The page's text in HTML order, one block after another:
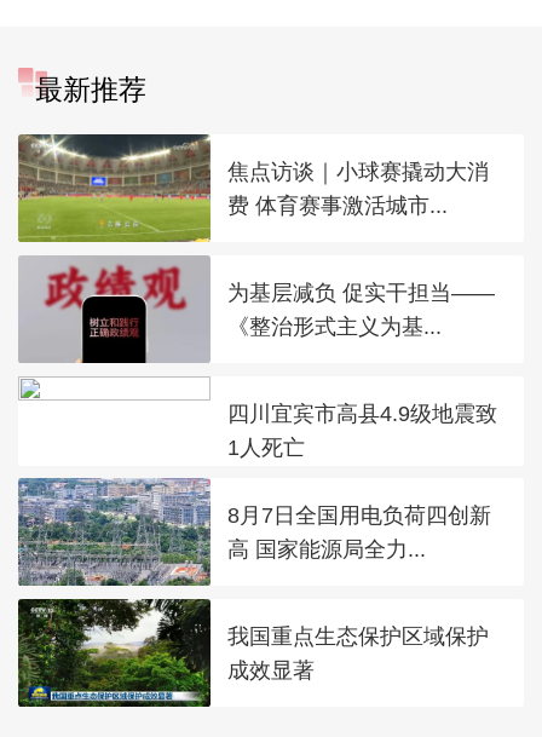
最新推荐
焦点访谈｜小球赛撬动大消
费 体育赛事激活城市...
为基层减负 促实干担当——
《整治形式主义为基...
四川宜宾市高县4.9级地震致
1人死亡
8月7日全国用电负荷四创新
高 国家能源局全力...
我国重点生态保护区域保护
成效显著